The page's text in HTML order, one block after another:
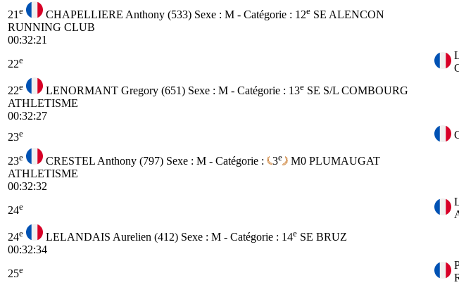
21 e CHAPELLIERE Anthony (533) Sexe : M - Catégorie : 12e SE ALENCON
RUNNING CLUB
00:32:21
22e
22e LENORMANT Gregory (651) Sexe : M - Catégorie : 13e SE S/L COMBOURG
ATHLETISME
00:32:27
23e
23e CRESTEL Anthony (797) Sexe : M - Catégorie : 3e M0 PLUMAUGAT
ATHLETISME
00:32:32
24e
24e LELANDAIS Aurelien (412) Sexe : M - Catégorie : 14e SE BRUZ
00:32:34
25e